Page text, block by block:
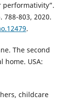
performativity”.
788-803, 2020.
.
The second
USA:
childcare